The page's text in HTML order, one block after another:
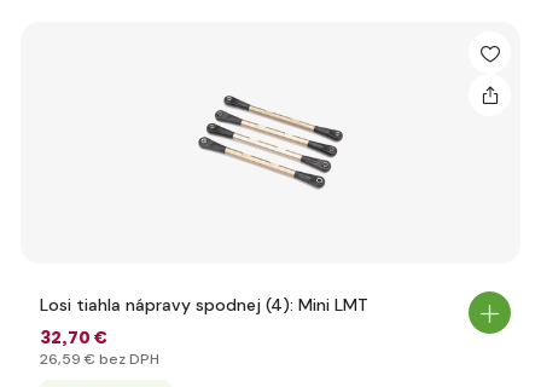
Losi tiahla nápravy spodnej (4): Mini LMT
32,70 €
26,59 € bez DPH